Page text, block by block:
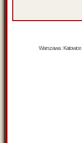
Warszawa : Katowice